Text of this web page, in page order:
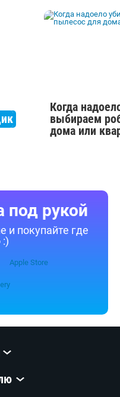
Когда
выбираем
дома или
под рукой
и покупайте где